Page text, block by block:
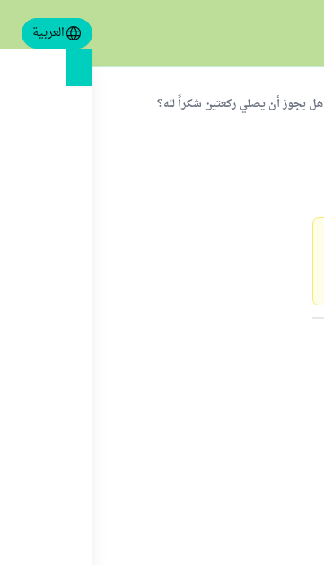
العربية
هل يجوز أن يصلي ركعتين شكراً لله؟